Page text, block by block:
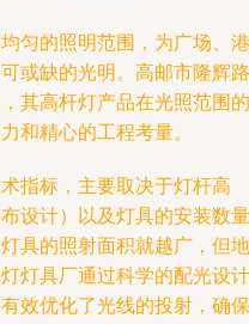
匀的照明范围，为广场、港
或缺的光明。高邮市隆辉路
其高杆灯产品在光照范围的
和精心的工程考量。
指标，主要取决于灯杆高
设计）以及灯具的安装数量
具的照射面积就越广，但地
灯具厂通过科学的配光设计
效优化了光线的投射，确保